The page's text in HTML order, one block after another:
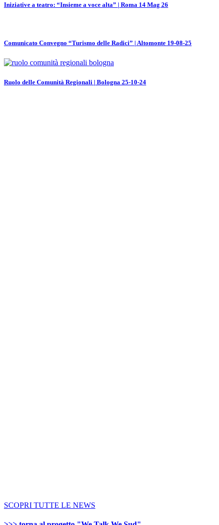
Iniziative a teatro: “Insieme a voce alta” | Roma 14 Mag 26
Comunicato Convegno “Turismo delle Radici” | Altomonte 19-08-25
Ruolo delle Comunità Regionali | Bologna 25-10-24
SCOPRI TUTTE LE NEWS